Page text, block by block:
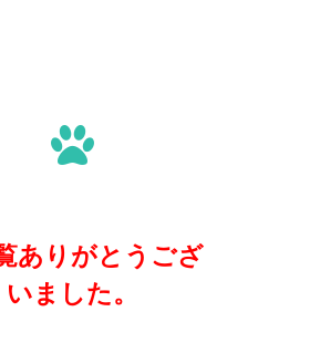
ありがとうござ
いました。